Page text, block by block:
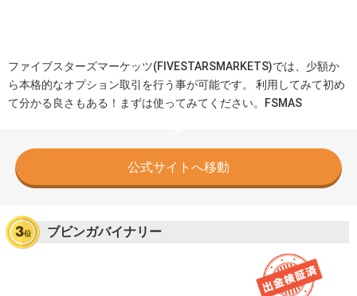
ファイブスターズマーケッツ(FIVESTARSMARKETS)では、少額か
ら本格的なオプション取引を行う事が可能です。 利用してみて初め
て分かる良さもある！まずは使ってみてください。FSMAS
公式サイトへ移動
ブビンガバイナリー